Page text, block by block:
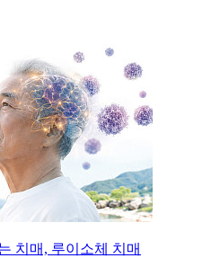
치매, 루이소체 치매